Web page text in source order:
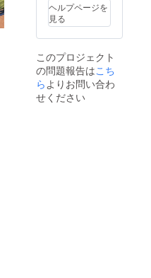
ヘルプページを
見る
このプロジェクト
の問題報告はこち
らよりお問い合わ
せください